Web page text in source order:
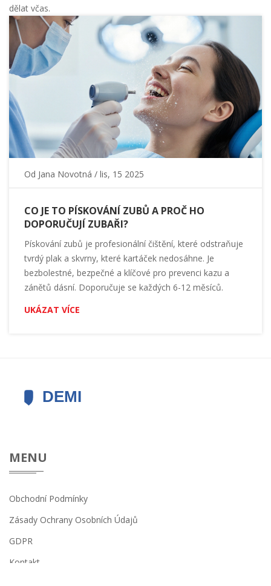
dělat včas.
Od Jana Novotná / lis, 15 2025
CO JE TO PÍSKOVÁNÍ ZUBŮ A PROČ HO
DOPORUČUJÍ ZUBAŘI?
Pískování zubů je profesionální čištění, které odstraňuje
tvrdý plak a skvrny, které kartáček nedosáhne. Je
bezbolestné, bezpečné a klíčové pro prevenci kazu a
zánětů dásní. Doporučuje se každých 6-12 měsíců.
UKÁZAT VÍCE
MENU
Obchodní Podmínky
Zásady Ochrany Osobních Údajů
GDPR
Kontakt